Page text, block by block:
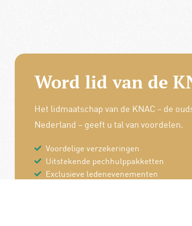
Word lid van de
Het lidmaatschap van de KNAC – de
Nederland – geeft u tal van voordelen.
Voordelige verzekeringen
Uitstekende pechhulppakketten
Exclusieve ledenevenementen